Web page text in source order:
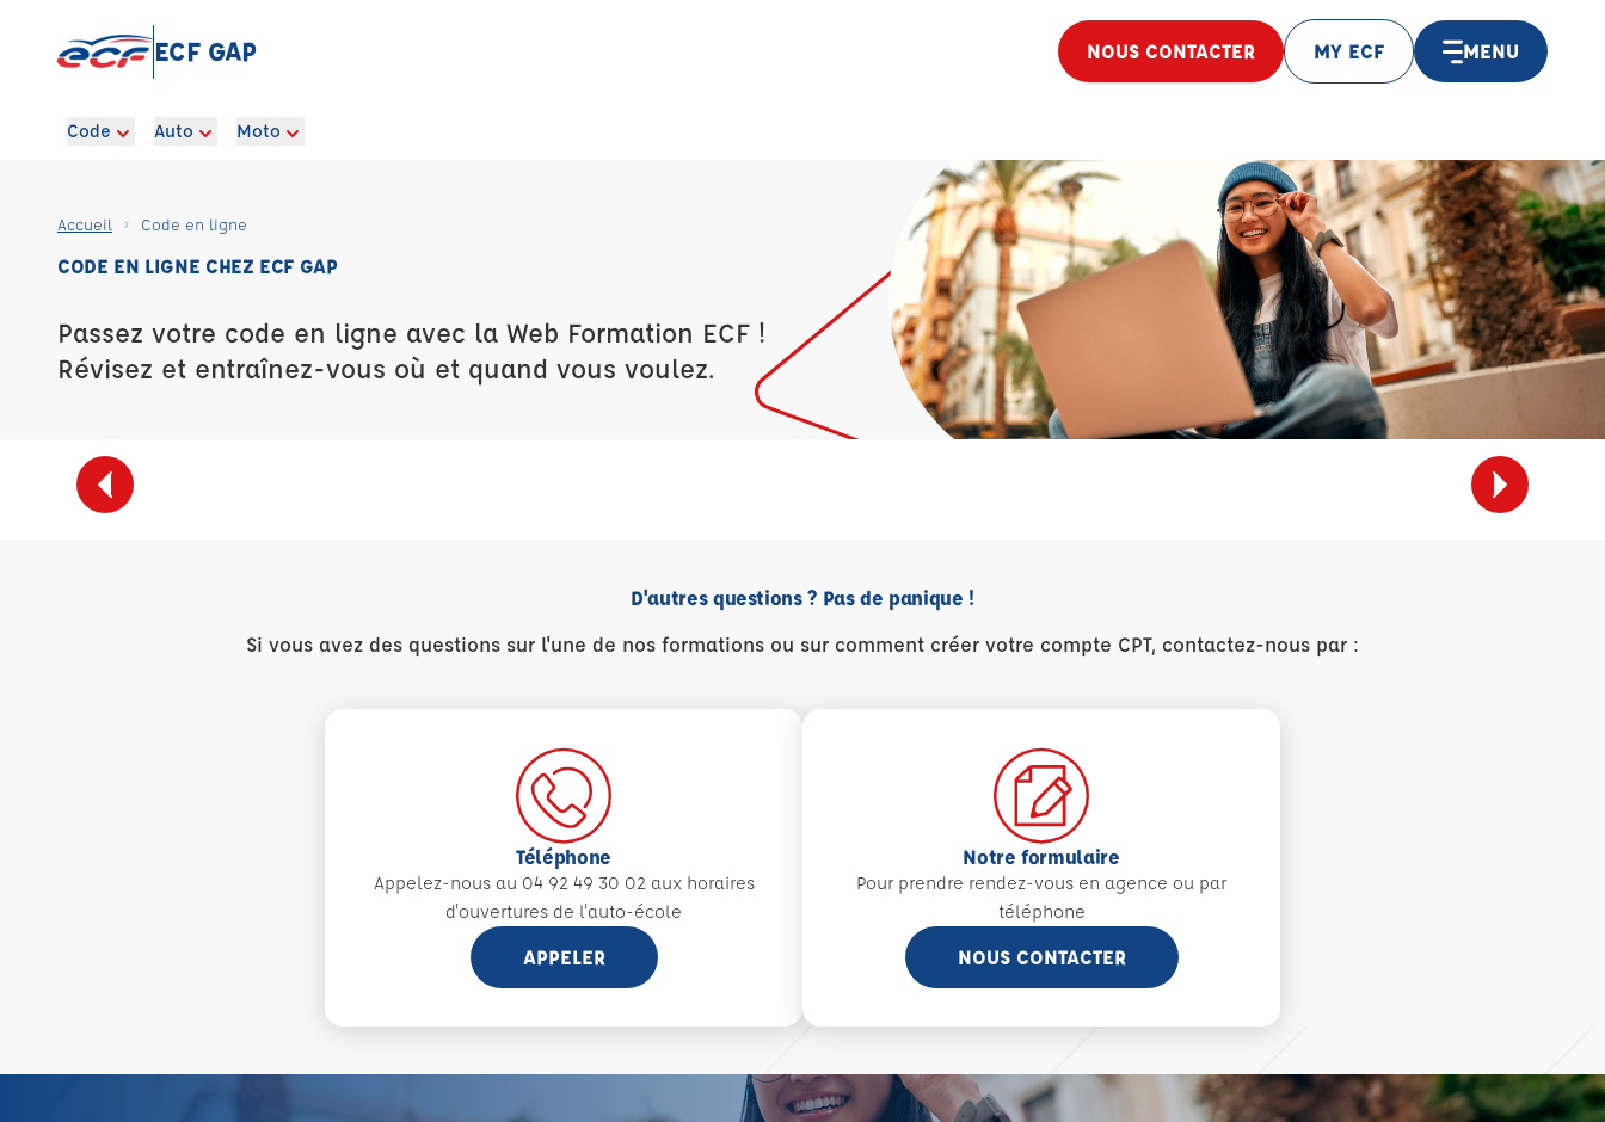
ECF GAP NOUS CONTACTER MY ECF MENU
Code Auto Moto
Accueil Code en ligne
CODE EN LIGNE CHEZ ECF GAP
Passez votre code en ligne avec la Web Formation ECF !
Révisez et entraînez-vous où et quand vous voulez.
D'autres questions ? Pas de panique !
Si vous avez des questions sur l'une de nos formations ou sur comment créer votre compte CPT, contactez-nous par :
Téléphone
Appelez-nous au 04 92 49 30 02 aux horaires
d'ouvertures de l'auto-école
APPELER
Notre formulaire
Pour prendre rendez-vous en agence ou par
téléphone
NOUS CONTACTER